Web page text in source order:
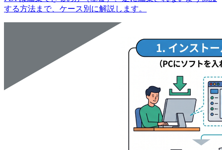
する方法まで、ケース別に解説します。